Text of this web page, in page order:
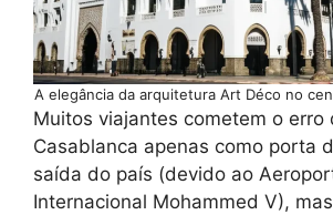
A elegância da arquitetura Art Déco no
Muitos viajantes cometem o erro
Casablanca apenas como porta
saída do país (devido ao
Internacional Mohammed V),